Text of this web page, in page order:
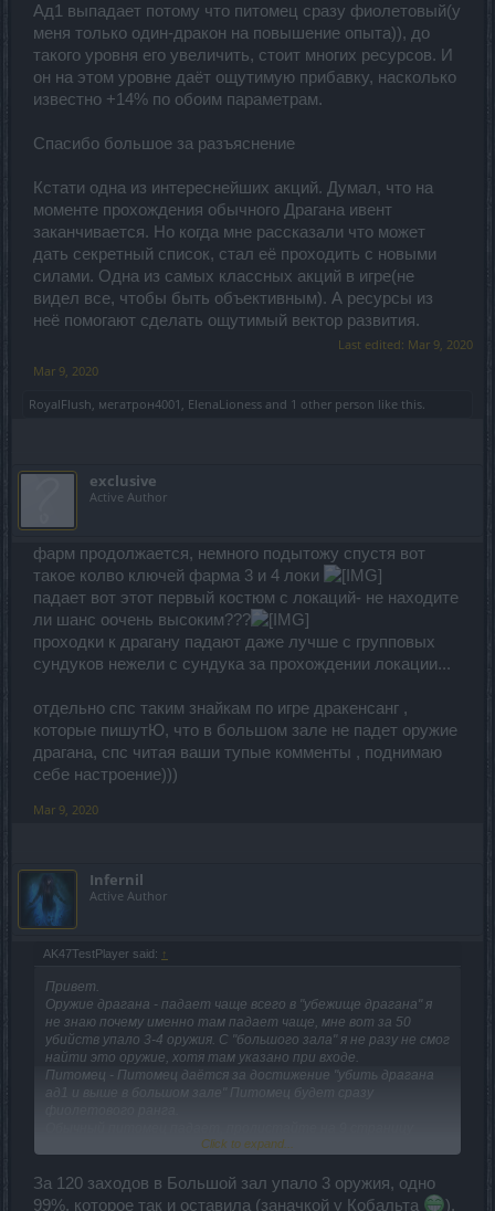
Ад1 выпадает потому что питомец сразу фиолетовый(у
меня только один-дракон на повышение опыта)), до
такого уровня его увеличить, стоит многих ресурсов. И
он на этом уровне даёт ощутимую прибавку, насколько
известно +14% по обоим параметрам.
Спасибо большое за разъяснение
Кстати одна из интереснейших акций. Думал, что на
моменте прохождения обычного Драгана ивент
заканчивается. Но когда мне рассказали что может
дать секретный список, стал её проходить с новыми
силами. Одна из самых классных акций в игре(не
видел все, чтобы быть объективным). А ресурсы из
неё помогают сделать ощутимый вектор развития.
Last edited: Mar 9, 2020
Mar 9, 2020
RoyalFlush, мегатрон4001 , ElenaLioness and 1 other person like this.
exclusive
Active Author
фарм продолжается, немного подытожу спустя вот
такое колво ключей фарма 3 и 4 локи
падает вот этот первый костюм с локаций- не находите
ли шанс оочень высоким???
проходки к драгану падают даже лучше с групповых
сундуков нежели с сундука за прохождении локации...
отдельно спс таким знайкам по игре дракенсанг ,
которые пишутЮ, что в большом зале не падет оружие
драгана, спс читая ваши тупые комменты , поднимаю
себе настроение)))
Mar 9, 2020
Infernil
Active Author
AK47TestPlayer said: ↑
Привет.
Оружие драгана - падает чаще всего в "убежище драгана" я
не знаю почему именно там падает чаще, мне вот за 50
убийств упало 3-4 оружия. С "большого зала" я не разу не смог
найти это оружие, хотя там указано при входе.
Питомец - Питомец даётся за достижение "убить драгана
ад1 и выше в большом зале" Питомец будет сразу
этого обсуждения, и увидите скрин.
На счет "паука" и "оружия" я передам разработчикам.
Click to expand...
За 120 заходов в Большой зал упало 3 оружия, одно
99%, которое так и оставила (заначкой у Кобальта
).